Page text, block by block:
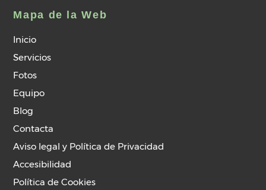
Mapa de la Web
Inicio
Servicios
Fotos
Equipo
Blog
Contacta
Aviso legal y Política de Privacidad
Accesibilidad
Política de Cookies